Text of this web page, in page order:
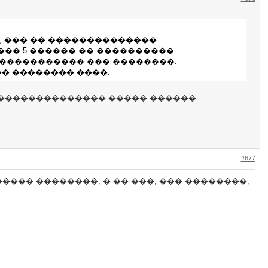
��� �� ��������������
5 ������ �� ����������
��� ��������.
�������� ����.
����� ������
#677
��������, � �� ���, ��� ��������,